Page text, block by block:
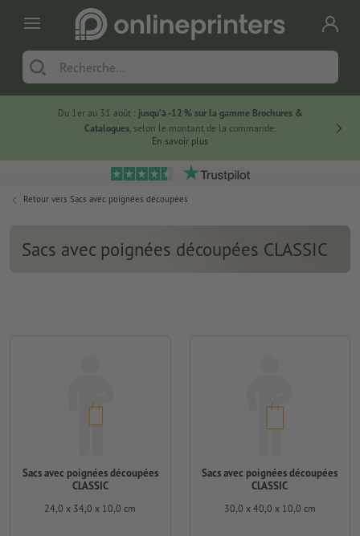
Du 1er au 31 août : jusqu’à -12 % sur la gamme Brochures &
Catalogues, selon le montant de la commande.
En savoir plus
Retour vers Sacs avec poignées découpées
Sacs avec poignées découpées CLASSIC
Sacs avec poignées découpées
CLASSIC
24,0 x 34,0 x 10,0 cm
Sacs avec poignées découpées
CLASSIC
30,0 x 40,0 x 10,0 cm